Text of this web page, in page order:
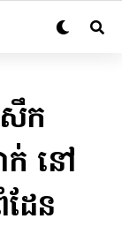
សឹក
ក់ នៅ
ដែន